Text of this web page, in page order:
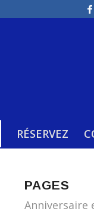
RÉSERVEZ
PAGES
Anniversaire